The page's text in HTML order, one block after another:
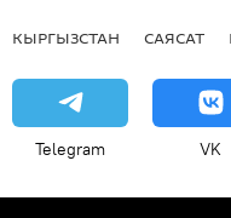
КЫРГЫЗСТАН САЯСАТ
Telegram VK